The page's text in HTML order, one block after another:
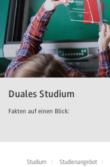
Duales Studium
Fakten auf einen Blick:
Studium Studienangebot